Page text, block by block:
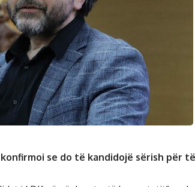
se do të kandidojë sërish për